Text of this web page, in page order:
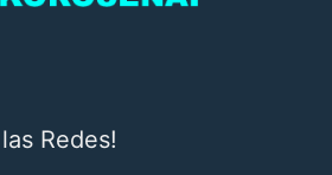
Redes!